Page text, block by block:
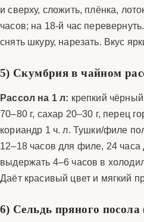
и сверху, сложить, плёнка,
часов; на 18-й час
снять шкуру, нарезать. Вкус
5) Скумбрия в чайном
Рассол на 1 л: крепкий
70–80 г, сахар 20–30 г, перец
кориандр 1 ч. л. Тушки/филе
12–18 часов для филе, 24
выдержать 4–6 часов в
Даёт красивый цвет и мягкий
6) Сельдь пряного посола